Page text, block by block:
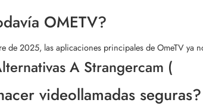
OMETV?
de 2025, las aplicaciones principales de OmeTV ya
A Strangercam (
videollamadas seguras?